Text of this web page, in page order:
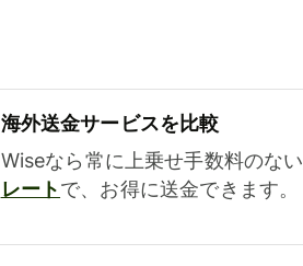
海外送金サービスを比較
Wiseなら常に上乗せ手数料のない
レートで、お得に送金できます。